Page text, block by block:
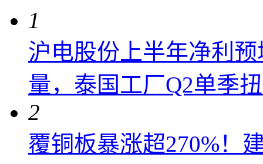
1
沪电股份上半年净利
量，泰国工厂Q2单季
2
覆铜板暴涨超270%！